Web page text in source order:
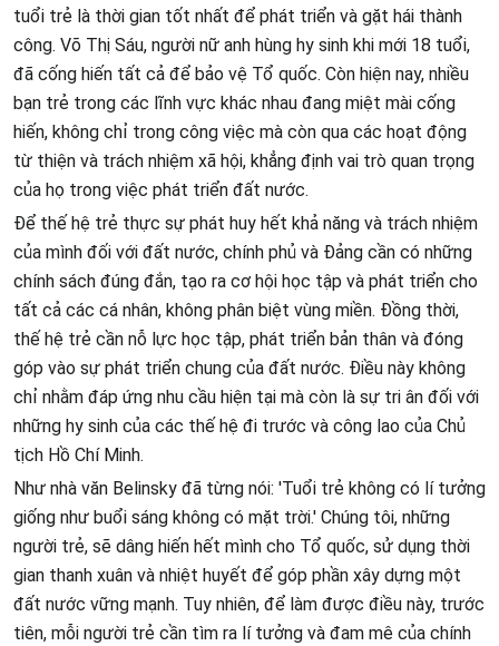
tuổi trẻ là thời gian tốt nhất để phát triển và gặt hái thành
công. Võ Thị Sáu, người nữ anh hùng hy sinh khi mới 18 tuổi,
đã cống hiến tất cả để bảo vệ Tổ quốc. Còn hiện nay, nhiều
bạn trẻ trong các lĩnh vực khác nhau đang miệt mài cống
hiến, không chỉ trong công việc mà còn qua các hoạt động
từ thiện và trách nhiệm xã hội, khẳng định vai trò quan trọng
của họ trong việc phát triển đất nước.
Để thế hệ trẻ thực sự phát huy hết khả năng và trách nhiệm
của mình đối với đất nước, chính phủ và Đảng cần có những
chính sách đúng đắn, tạo ra cơ hội học tập và phát triển cho
tất cả các cá nhân, không phân biệt vùng miền. Đồng thời,
thế hệ trẻ cần nỗ lực học tập, phát triển bản thân và đóng
góp vào sự phát triển chung của đất nước. Điều này không
chỉ nhằm đáp ứng nhu cầu hiện tại mà còn là sự tri ân đối với
những hy sinh của các thế hệ đi trước và công lao của Chủ
tịch Hồ Chí Minh.
Như nhà văn Belinsky đã từng nói: 'Tuổi trẻ không có lí tưởng
giống như buổi sáng không có mặt trời.' Chúng tôi, những
người trẻ, sẽ dâng hiến hết mình cho Tổ quốc, sử dụng thời
gian thanh xuân và nhiệt huyết để góp phần xây dựng một
đất nước vững mạnh. Tuy nhiên, để làm được điều này, trước
tiên, mỗi người trẻ cần tìm ra lí tưởng và đam mê của chính